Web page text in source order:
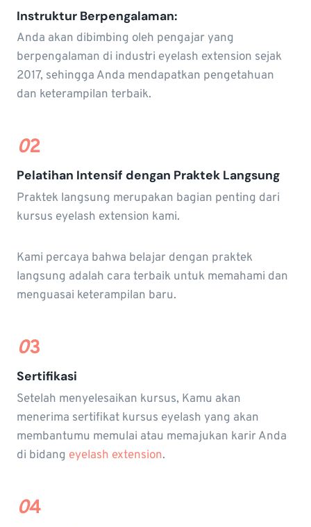
Instruktur Berpengalaman:
Anda akan dibimbing oleh pengajar yang
berpengalaman di industri eyelash extension sejak
2017, sehingga Anda mendapatkan pengetahuan
dan keterampilan terbaik.
02
Pelatihan Intensif dengan Praktek Langsung
Praktek langsung merupakan bagian penting dari
kursus eyelash extension kami.
Kami percaya bahwa belajar dengan praktek
langsung adalah cara terbaik untuk memahami dan
menguasai keterampilan baru.
03
Sertifikasi
Setelah menyelesaikan kursus, Kamu akan
menerima sertifikat kursus eyelash yang akan
membantumu memulai atau memajukan karir Anda
di bidang eyelash extension.
04